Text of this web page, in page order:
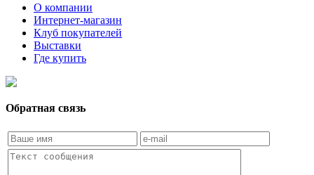
О компании
Интернет-магазин
Клуб покупателей
Выставки
Где купить
Обратная связь